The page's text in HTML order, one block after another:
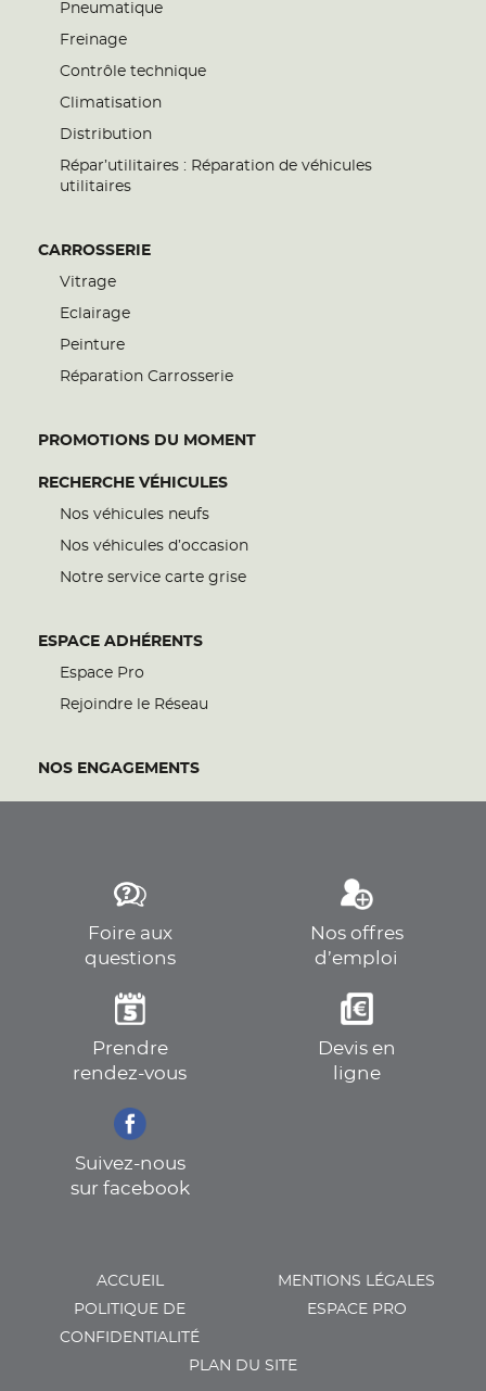
Pneumatique
Freinage
Contrôle technique
Climatisation
Distribution
Répar’utilitaires : Réparation de véhicules
utilitaires
CARROSSERIE
Vitrage
Eclairage
Peinture
Réparation Carrosserie
PROMOTIONS DU MOMENT
RECHERCHE VÉHICULES
Nos véhicules neufs
Nos véhicules d’occasion
Notre service carte grise
ESPACE ADHÉRENTS
Espace Pro
Rejoindre le Réseau
NOS ENGAGEMENTS
Foire aux
questions
Nos offres
d’emploi
Prendre
rendez-vous
Devis en
ligne
Suivez-nous
sur facebook
ACCUEIL
MENTIONS LÉGALES
POLITIQUE DE
CONFIDENTIALITÉ
ESPACE PRO
PLAN DU SITE